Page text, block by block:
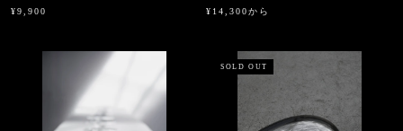
¥9,900
¥14,300から
SOLD OUT